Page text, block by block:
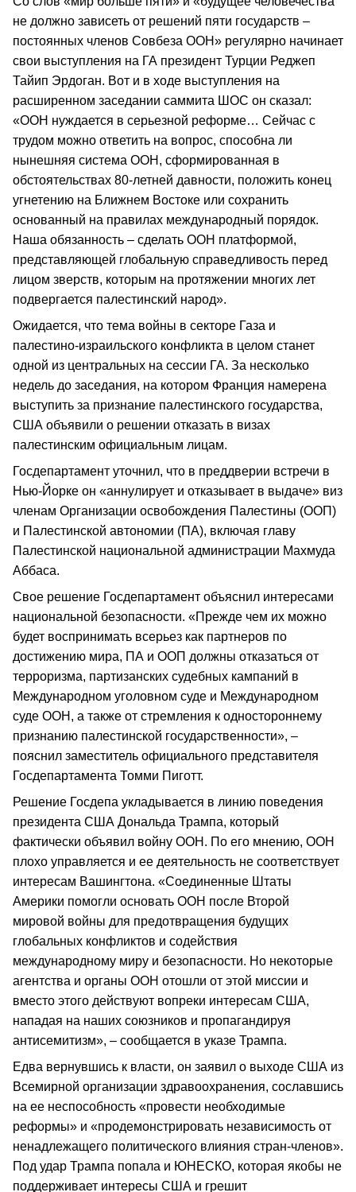
не должно зависеть от решений пяти государств –
постоянных членов Совбеза ООН» регулярно начинает
свои выступления на ГА президент Турции Реджеп
Тайип Эрдоган. Вот и в ходе выступления на
расширенном заседании саммита ШОС он сказал:
«ООН нуждается в серьезной реформе… Сейчас с
трудом можно ответить на вопрос, способна ли
нынешняя система ООН, сформированная в
обстоятельствах 80-летней давности, положить конец
угнетению на Ближнем Востоке или сохранить
основанный на правилах международный порядок.
Наша обязанность – сделать ООН платформой,
представляющей глобальную справедливость перед
лицом зверств, которым на протяжении многих лет
подвергается палестинский народ».
Ожидается, что тема войны в секторе Газа и
палестино-израильского конфликта в целом станет
одной из центральных на сессии ГА. За несколько
недель до заседания, на котором Франция намерена
выступить за признание палестинского государства,
США объявили о решении отказать в визах
палестинским официальным лицам.
Госдепартамент уточнил, что в преддверии встречи в
Нью-Йорке он «аннулирует и отказывает в выдаче» виз
членам Организации освобождения Палестины (ООП)
и Палестинской автономии (ПА), включая главу
Палестинской национальной администрации Махмуда
Аббаса.
Свое решение Госдепартамент объяснил интересами
национальной безопасности. «Прежде чем их можно
будет воспринимать всерьез как партнеров по
достижению мира, ПА и ООП должны отказаться от
терроризма, партизанских судебных кампаний в
Международном уголовном суде и Международном
суде ООН, а также от стремления к одностороннему
признанию палестинской государственности», –
пояснил заместитель официального представителя
Госдепартамента Томми Пиготт.
Решение Госдепа укладывается в линию поведения
президента США Дональда Трампа, который
фактически объявил войну ООН. По его мнению, ООН
плохо управляется и ее деятельность не соответствует
интересам Вашингтона. «Соединенные Штаты
Америки помогли основать ООН после Второй
мировой войны для предотвращения будущих
глобальных конфликтов и содействия
международному миру и безопасности. Но некоторые
агентства и органы ООН отошли от этой миссии и
вместо этого действуют вопреки интересам США,
нападая на наших союзников и пропагандируя
антисемитизм», – сообщается в указе Трампа.
Едва вернувшись к власти, он заявил о выходе США из
Всемирной организации здравоохранения, сославшись
на ее неспособность «провести необходимые
реформы» и «продемонстрировать независимость от
ненадлежащего политического влияния стран-членов».
Под удар Трампа попала и ЮНЕСКО, которая якобы не
поддерживает интересы США и грешит